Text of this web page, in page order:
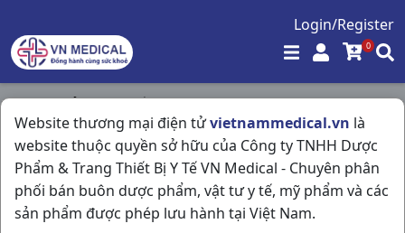
Login/Register
0
Website thương mại điện tửvietnammedical.vn là
website thuộc quyền sở hữu của Công ty TNHH Dược
Phẩm & Trang Thiết Bị Y Tế VN Medical - Chuyên phân
phối bán buôn dược phẩm, vật tư y tế, mỹ phẩm và các
sản phẩm được phép lưu hành tại Việt Nam.
Trang chủ / Hô Hấp /
Terpin-dextromethorphan H10vi10vna H.tĩnh